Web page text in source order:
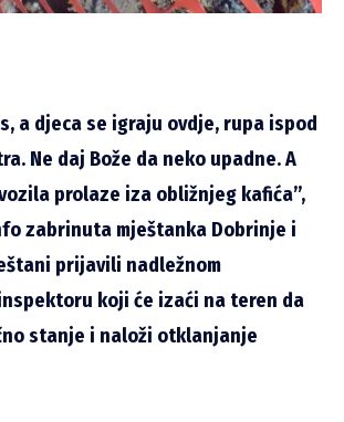
a djeca se igraju ovdje, rupa ispod
Ne daj Bože da neko upadne. A
prolaze iza obližnjeg kafića”,
zabrinuta mještanka Dobrinje i
prijavili nadležnom
koji će izaći na teren da
stanje i naloži otklanjanje